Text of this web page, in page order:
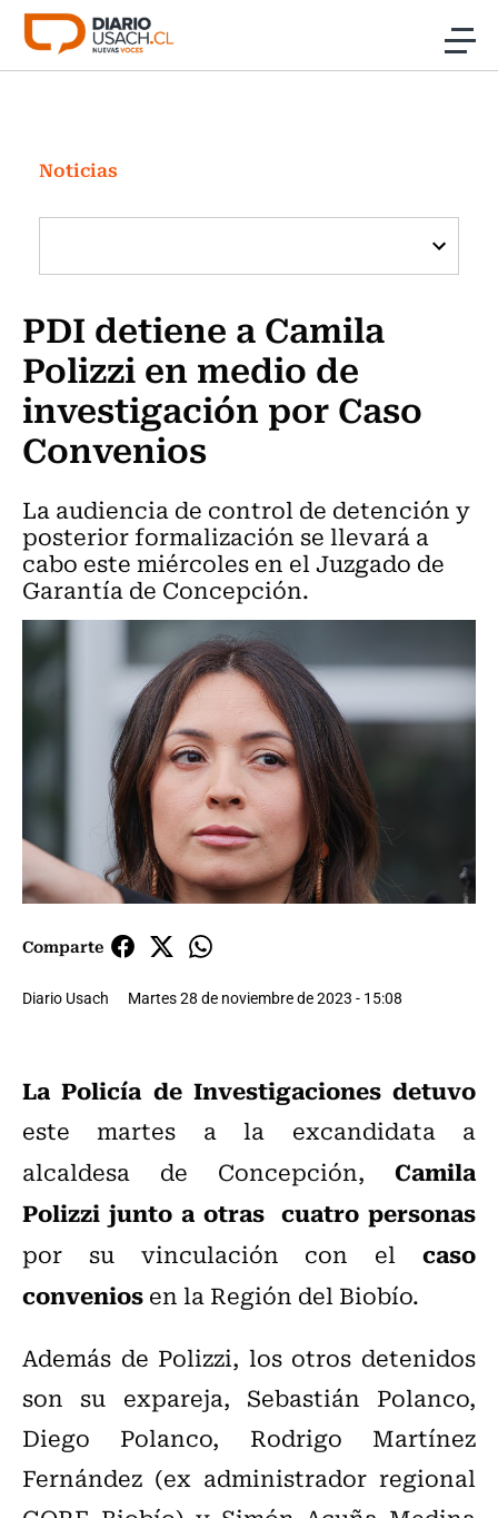
Click acá para ir directamente al contenido
Investigación
Cultura
Programas Radio y TV Usach
Noticias
PDI detiene a Camila
Polizzi en medio de
investigación por Caso
Convenios
La audiencia de control de detención y
posterior formalización se llevará a
cabo este miércoles en el Juzgado de
Garantía de Concepción.
Comparte
Diario Usach Martes 28 de noviembre de 2023 - 15:08
La Policía de Investigaciones detuvo
este martes a la excandidata a
alcaldesa de Concepción, Camila
Polizzi junto a otras cuatro personas
por su vinculación con el caso
conveniosen la Región del Biobío.
Además de Polizzi, los otros detenidos
son su expareja, Sebastián Polanco,
Diego Polanco, Rodrigo Martínez
Fernández (ex administrador regional